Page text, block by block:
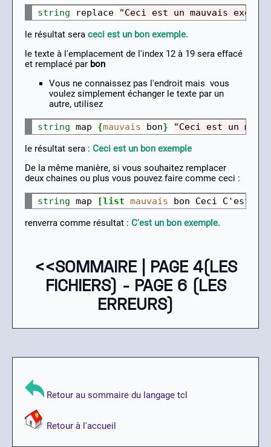
string replace "Ceci est un mauvais
le résultat sera ceci est un bon exemple.
le texte à l'emplacement de l'index 12 à 19 sera effacé
et remplacé par bon
Vous ne connaissez pas l'endroit mais vous
voulez simplement échanger le texte par un
autre, utilisez
string map {mauvais bon} "Ceci est un
le résultat sera : Ceci est un bon exemple
De la même manière, si vous souhaitez remplacer
deux chaines ou plus vous pouvez faire comme ceci :
string map [list mauvais bon Ceci C'est
renverra comme résultat : C'est un bon exemple.
<<SOMMAIRE| PAGE 4(LES
FICHIERS) - PAGE 6 (LES
ERREURS)
Retour au sommaire du langage tcl
Retour à l'accueil